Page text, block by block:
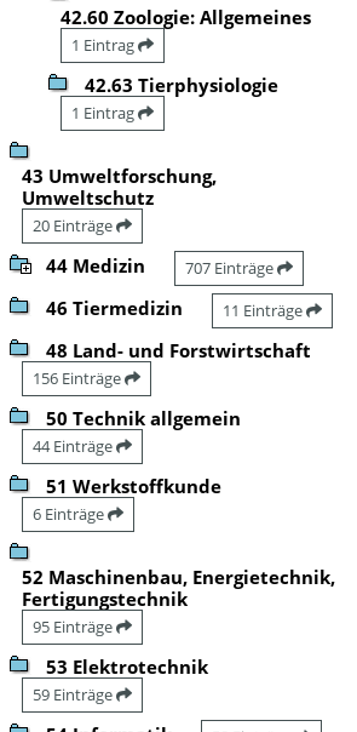
42.60 Zoologie: Allgemeines
1 Eintrag
42.63 Tierphysiologie
1 Eintrag
43 Umweltforschung,
Umweltschutz
20 Einträge
44 Medizin 707 Einträge
46 Tiermedizin 11 Einträge
48 Land- und Forstwirtschaft
156 Einträge
50 Technik allgemein
44 Einträge
51 Werkstoffkunde
6 Einträge
52 Maschinenbau, Energietechnik,
Fertigungstechnik
95 Einträge
53 Elektrotechnik
59 Einträge